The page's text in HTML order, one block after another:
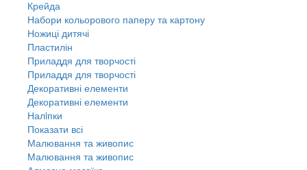
Крейда
Набори кольорового паперу та картону
Ножиці дитячі
Пластилін
Приладдя для творчості
Приладдя для творчості
Декоративні елементи
Декоративні елементи
Налiпки
Показати всі
Малювання та живопис
Малювання та живопис